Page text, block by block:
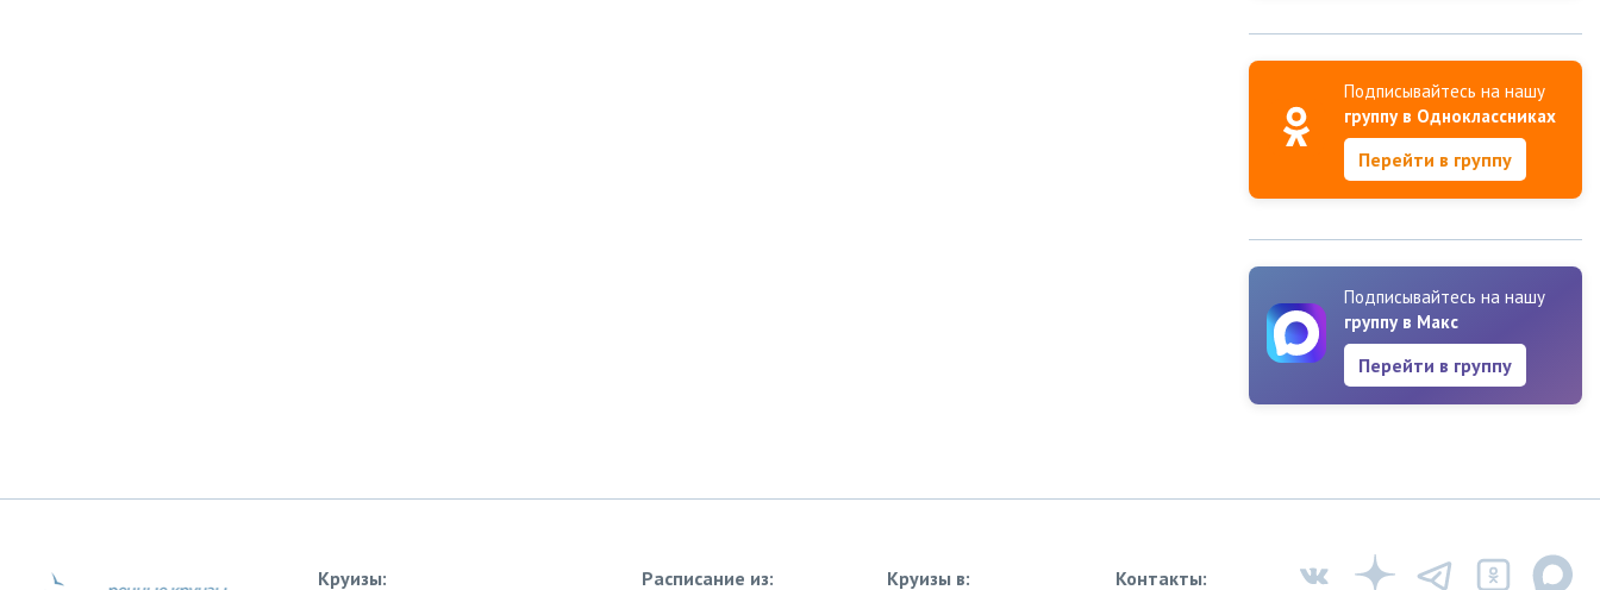
Подписывайтесь на нашу
группу в Одноклассниках
Перейти в группу
Подписывайтесь на нашу
группу в Макс
Перейти в группу
Круизы: Расписание из: Круизы в: Контакты: